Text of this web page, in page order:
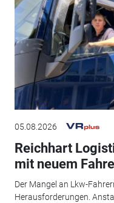
05.08.2026
Reichhart
mit neuem
Der Mangel an Lkw-
Herausforderungen.